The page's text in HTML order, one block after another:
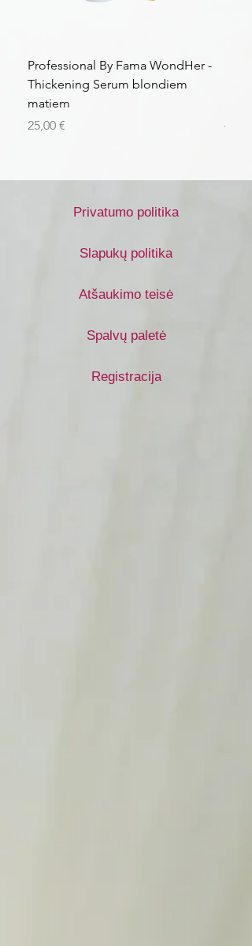
Professional By Fama WondHer -
Thickening Serum blondiem
matiem
Kaina
25,00 €
Kaina
43,56
Privatumo politika
Slapukų politika
Atšaukimo teisė
Spalvų paletė
Registracija